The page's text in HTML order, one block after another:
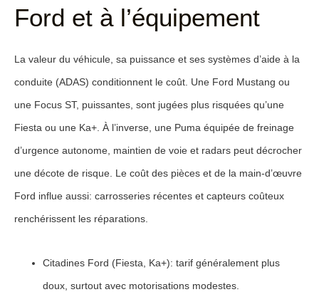
Ford et à l’équipement
La valeur du véhicule, sa puissance et ses systèmes d’aide à la
conduite (ADAS) conditionnent le coût. Une Ford Mustang ou
une Focus ST, puissantes, sont jugées plus risquées qu’une
Fiesta ou une Ka+. À l’inverse, une Puma équipée de freinage
d’urgence autonome, maintien de voie et radars peut décrocher
une décote de risque. Le coût des pièces et de la main-d’œuvre
Ford influe aussi: carrosseries récentes et capteurs coûteux
renchérissent les réparations.
Citadines Ford (Fiesta, Ka+): tarif généralement plus
doux, surtout avec motorisations modestes.